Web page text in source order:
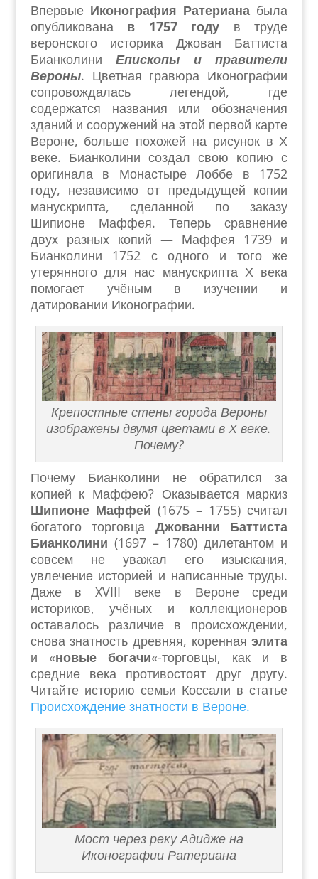
Впервые Иконография Ратериана была
опубликована в 1757 году в труде
веронского историка Джован Баттиста
БианколиниЕпископы и правители
Вероны. Цветная гравюра Иконографии
сопровождалась легендой, где
содержатся названия или обозначения
зданий и сооружений на этой первой карте
Вероне, больше похожей на рисунок в Х
веке. Бианколини создал свою копию с
оригинала в Монастыре Лоббе в 1752
году, независимо от предыдущей копии
манускрипта, сделанной по заказу
Шипионе Маффея. Теперь сравнение
двух разных копий — Маффея 1739 и
Бианколини 1752 с одного и того же
утерянного для нас манускрипта Х века
помогает учёным в изучении и
датировании Иконографии.
Крепостные стены города Вероны
изображены двумя цветами в Х веке.
Почему?
Почему Бианколини не обратился за
копией к Маффею? Оказывается маркиз
Шипионе Маффей (1675 – 1755) считал
богатого торговца Джованни Баттиста
Бианколини (1697 – 1780) дилетантом и
совсем не уважал его изыскания,
увлечение историей и написанные труды.
Даже в XVIII веке в Вероне среди
историков, учёных и коллекционеров
оставалось различие в происхождении,
снова знатность древняя, кореннаяэлита
и «новые богачи«-торговцы, как и в
средние века противостоят друг другу.
Читайте историю семьи Коссали в статье
Происхождение знатности в Вероне.
Мост через реку Адидже на
Иконографии Ратериана